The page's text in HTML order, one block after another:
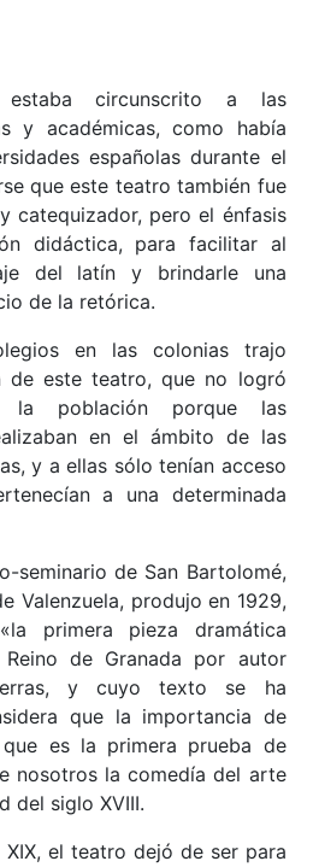
circunscrito a las
y académicas, como había
españolas durante el
que este teatro también fue
catequizador, pero el énfasis
didáctica, para facilitar al
del latín y brindarle una
de la retórica.
en las colonias trajo
de este teatro, que no logró
la población porque las
en el ámbito de las
y a ellas sólo tenían acceso
a una determinada
seminario de San Bartolomé,
Valenzuela, produjo en 1929,
primera pieza dramática
de Granada por autor
y cuyo texto se ha
que la importancia de
es la primera prueba de
nosotros la comedía del arte
del siglo XVIII.
el teatro dejó de ser para